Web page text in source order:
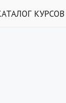
КУРСОВ